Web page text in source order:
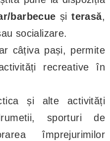
barbecue șiterasă,
socializare.
câțiva pași, permite
recreative în
și alte activități
sporturi de
împrejurimilor